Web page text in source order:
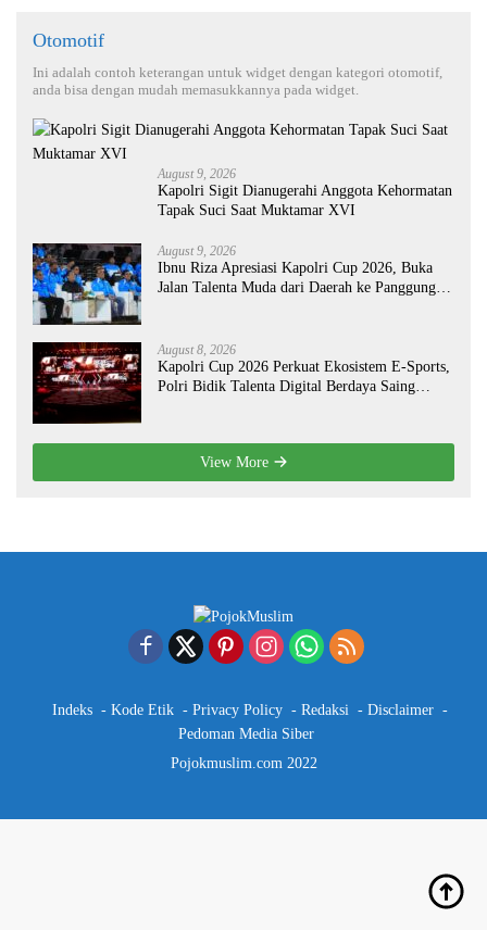
Otomotif
Ini adalah contoh keterangan untuk widget dengan kategori otomotif,
anda bisa dengan mudah memasukkannya pada widget.
August 9, 2026
Kapolri Sigit Dianugerahi Anggota Kehormatan
Tapak Suci Saat Muktamar XVI
August 9, 2026
Ibnu Riza Apresiasi Kapolri Cup 2026, Buka
Jalan Talenta Muda dari Daerah ke Panggung
August 8, 2026
Kapolri Cup 2026 Perkuat Ekosistem E-Sports,
Polri Bidik Talenta Digital Berdaya Saing
View More
Indeks Kode Etik Privacy Policy Redaksi
Disclaimer
Pedoman Media Siber
Pojokmuslim.com 2022